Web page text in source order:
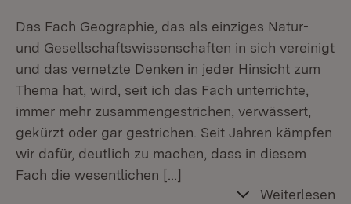
Das Fach Geographie, das als einziges Natur-
und Gesellschaftswissenschaften in sich vereinigt
und das vernetzte Denken in jeder Hinsicht zum
Thema hat, wird, seit ich das Fach unterrichte,
immer mehr zusammengestrichen, verwässert,
gekürzt oder gar gestrichen. Seit Jahren kämpfen
wir dafür, deutlich zu machen, dass in diesem
Fach die wesentlichen […]
Weiterlesen